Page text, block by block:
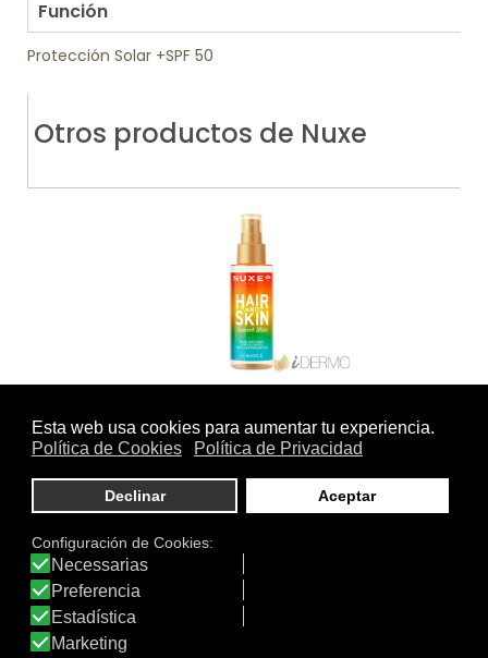
Función
Protección Solar +SPF 50
Otros productos de Nuxe
SUNSET BLISS BRUMA
PERFUMADA…